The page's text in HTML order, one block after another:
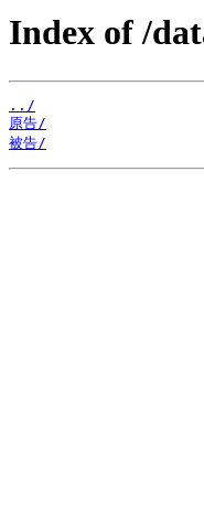
Index of /
../
原告/
被告/